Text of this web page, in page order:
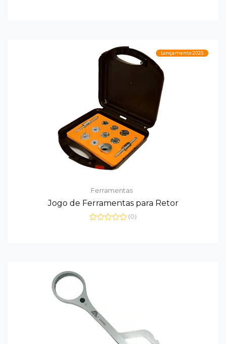
Lançamento 2025
Ferramentas
Jogo de Ferramentas para Retor
(0)